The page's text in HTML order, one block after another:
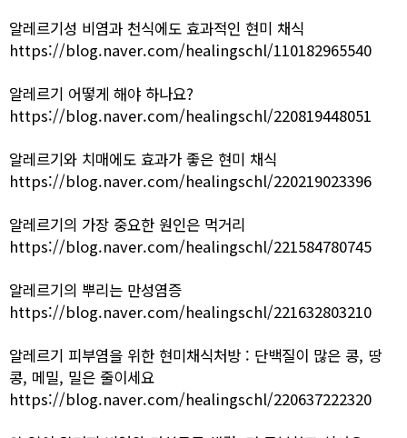
알레르기성 비염과 천식에도 효과적인 현미 채식
https://blog.naver.com/healingschl/110182965540
알레르기 어떻게 해야 하나요?
https://blog.naver.com/healingschl/220819448051
알레르기와 치매에도 효과가 좋은 현미 채식
https://blog.naver.com/healingschl/220219023396
알레르기의 가장 중요한 원인은 먹거리
https://blog.naver.com/healingschl/221584780745
알레르기의 뿌리는 만성염증
https://blog.naver.com/healingschl/221632803210
알레르기 피부염을 위한 현미채식처방 : 단백질이 많은 콩, 땅
콩, 메밀, 밀은 줄이세요
https://blog.naver.com/healingschl/220637222320